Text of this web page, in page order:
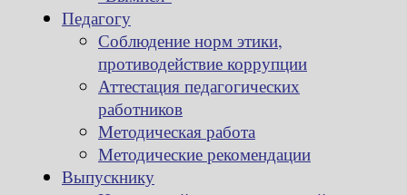
Педагогу
Соблюдение норм этики,
противодействие коррупции
Аттестация педагогических
работников
Методическая работа
Методические рекомендации
Выпускнику